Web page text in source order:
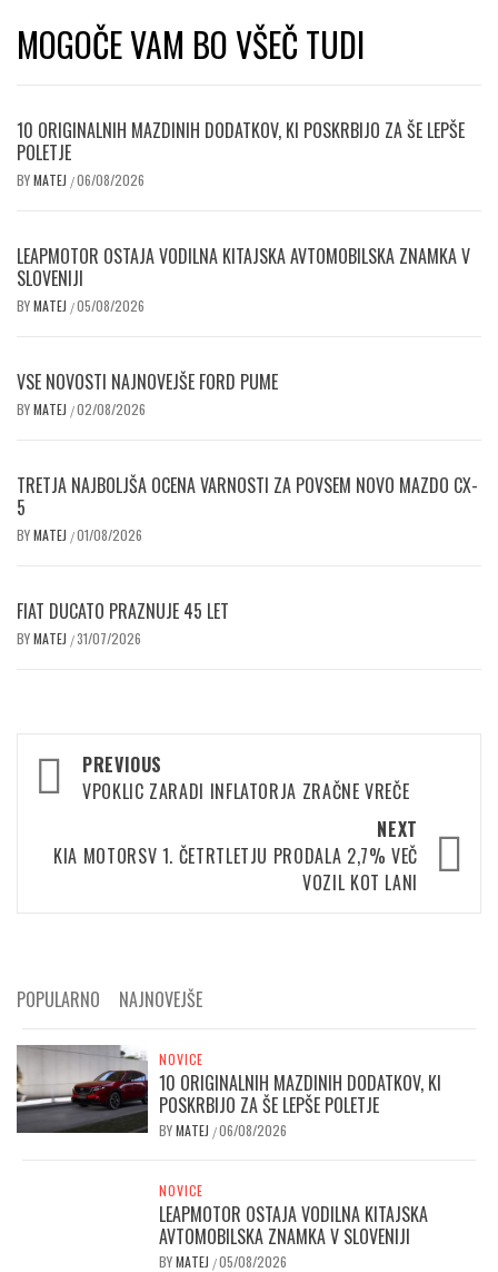
MOGOČE VAM BO VŠEČ TUDI
10 ORIGINALNIH MAZDINIH DODATKOV, KI POSKRBIJO ZA ŠE LEPŠE
POLETJE
BYMATEJ /06/08/2026
LEAPMOTOR OSTAJA VODILNA KITAJSKA AVTOMOBILSKA ZNAMKA V
SLOVENIJI
BYMATEJ /05/08/2026
VSE NOVOSTI NAJNOVEJŠE FORD PUME
BYMATEJ /02/08/2026
TRETJA NAJBOLJŠA OCENA VARNOSTI ZA POVSEM NOVO MAZDO CX-
5
BYMATEJ /01/08/2026
FIAT DUCATO PRAZNUJE 45 LET
BYMATEJ /31/07/2026
Post
navigation
PREVIOUS
VPOKLIC ZARADI INFLATORJA ZRAČNE VREČE
NEXT
KIA MOTORSV 1. ČETRTLETJU PRODALA 2,7% VEČ
VOZIL KOT LANI
POPULARNO NAJNOVEJŠE
NOVICE
10 ORIGINALNIH MAZDINIH DODATKOV, KI
POSKRBIJO ZA ŠE LEPŠE POLETJE
BYMATEJ /06/08/2026
NOVICE
LEAPMOTOR OSTAJA VODILNA KITAJSKA
AVTOMOBILSKA ZNAMKA V SLOVENIJI
BYMATEJ /05/08/2026